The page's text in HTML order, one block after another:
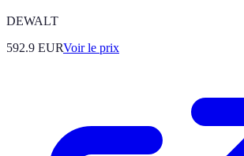
DEWALT
592.9 EURVoir le prix